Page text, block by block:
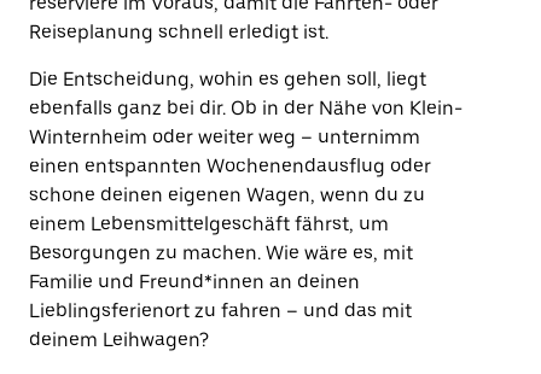
Reiseplanung schnell erledigt ist.
Die Entscheidung, wohin es gehen soll, liegt
ebenfalls ganz bei dir. Ob in der Nähe von Klein-
Winternheim oder weiter weg – unternimm
einen entspannten Wochenendausflug oder
schone deinen eigenen Wagen, wenn du zu
einem Lebensmittelgeschäft fährst, um
Besorgungen zu machen. Wie wäre es, mit
Familie und Freund*innen an deinen
Lieblingsferienort zu fahren – und das mit
deinem Leihwagen?